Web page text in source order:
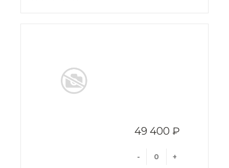
49 400 ₽
- +